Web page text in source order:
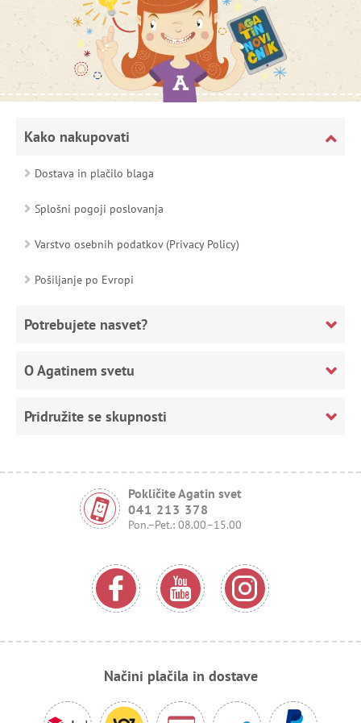
Kako nakupovati
Dostava in plačilo blaga
Splošni pogoji poslovanja
Varstvo osebnih podatkov (Privacy Policy)
Pošiljanje po Evropi
Potrebujete nasvet?
O Agatinem svetu
Pridružite se skupnosti
Pokličite Agatin svet
041 213 378
Pon.–Pet.: 08.00–15.00
Načini plačila in dostave